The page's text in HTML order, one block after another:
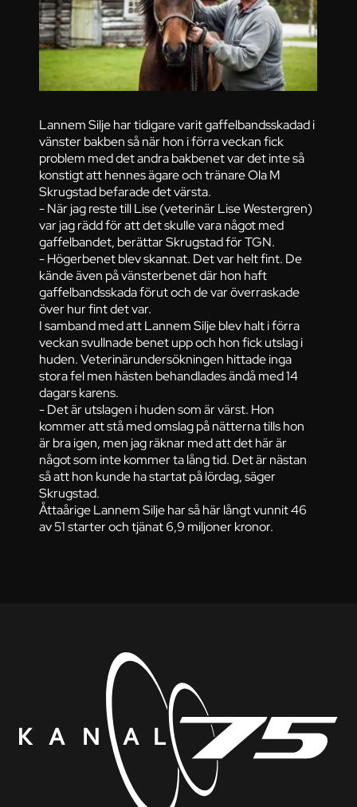
Lannem Silje har tidigare varit gaffelbandsskadad i
vänster bakben så när hon i förra veckan fick
problem med det andra bakbenet var det inte så
konstigt att hennes ägare och tränare Ola M
Skrugstad befarade det värsta.
- När jag reste till Lise (veterinär Lise Westergren)
var jag rädd för att det skulle vara något med
gaffelbandet, berättar Skrugstad för TGN.
- Högerbenet blev skannat. Det var helt fint. De
kände även på vänsterbenet där hon haft
gaffelbandsskada förut och de var överraskade
över hur fint det var.
I samband med att Lannem Silje blev halt i förra
veckan svullnade benet upp och hon fick utslag i
huden. Veterinärundersökningen hittade inga
stora fel men hästen behandlades ändå med 14
dagars karens.
- Det är utslagen i huden som är värst. Hon
kommer att stå med omslag på nätterna tills hon
är bra igen, men jag räknar med att det här är
något som inte kommer ta lång tid. Det är nästan
så att hon kunde ha startat på lördag, säger
Skrugstad.
Åttaårige Lannem Silje har så här långt vunnit 46
av 51 starter och tjänat 6,9 miljoner kronor.